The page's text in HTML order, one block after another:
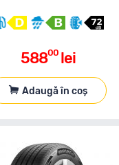
58800 lei
Adaugă în coș